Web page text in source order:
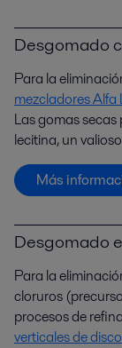
Desgomado
Para la
mezcladores Alfa
Las gomas
lecitina, un
Más
Desgomado
Para la
cloruros
procesos de
verticales de